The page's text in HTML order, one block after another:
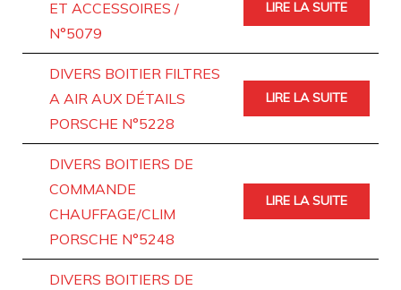
ET ACCESSOIRES /
N°5079
LIRE LA SUITE
DIVERS BOITIER FILTRES
A AIR AUX DÉTAILS
PORSCHE N°5228
LIRE LA SUITE
DIVERS BOITIERS DE
COMMANDE
CHAUFFAGE/CLIM
PORSCHE N°5248
LIRE LA SUITE
DIVERS BOITIERS DE